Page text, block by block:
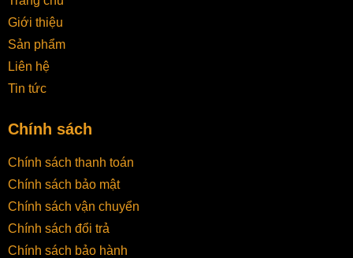
Giới thiệu
Sản phẩm
Liên hệ
Tin tức
Chính sách
Chính sách thanh toán
Chính sách bảo mật
Chính sách vận chuyển
Chính sách đổi trả
Chính sách bảo hành